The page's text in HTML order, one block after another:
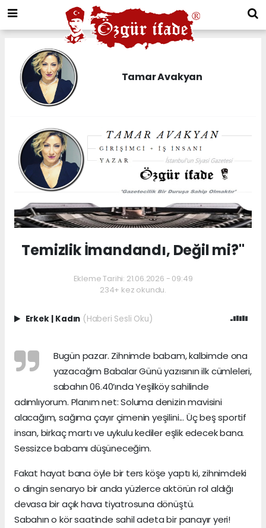
Tamar Avakyan
Temizlik İmandandı, Değil mi?"
Ekleme Tarihi: 21.06.2026 - 09:49
234+ kez okundu.
Erkek Kadın (Haberi Sesli Oku)
Bugün pazar. Zihnimde babam, kalbimde ona
yazacağım Babalar Günü yazısının ilk cümleleri,
sabahın 06.40’ında Yeşilköy sahilinde
adımlıyorum. Planım net: Soluma denizin mavisini
alacağım, sağıma çayır çimenin yeşilini... Üç beş sportif
insan, birkaç martı ve uykulu kediler eşlik edecek bana.
Sessizce babamı düşüneceğim.
Fakat hayat bana öyle bir ters köşe yaptı ki, zihnimdeki
o dingin senaryo bir anda yüzlerce aktörün rol aldığı
devasa bir açık hava tiyatrosuna dönüştü.
Sabahın o kör saatinde sahil adeta bir panayır yeri!